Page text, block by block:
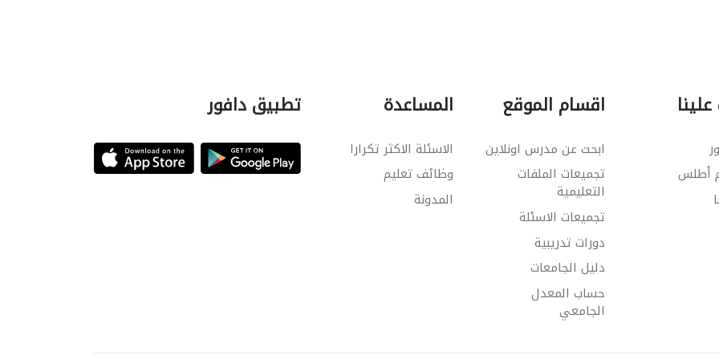
أطلس
اقسام الموقع
ابحث عن مدرس اونلاين
تجميعات الملفات
التعليمية
تجميعات الاسئلة
دورات تدريبية
دليل الجامعات
حساب المعدل
الجامعي
المساعدة
الاسئلة الاكثر تكرارا
وظائف تعليم
المدونة
تطبيق دافور